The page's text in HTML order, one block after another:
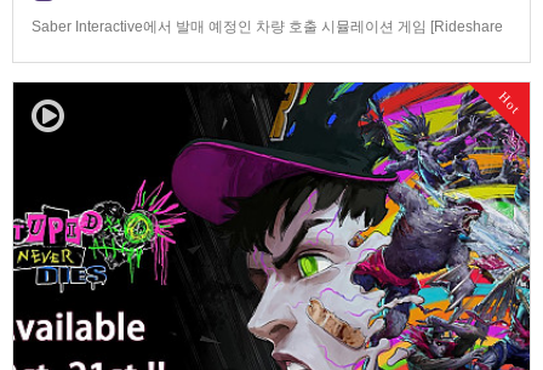
Saber Interactive에서 발매 예정인 차량 호출 시뮬레이션 게임 [Rideshare
을 운영하는 드라이버가 되어라'Rideshare "Stimulat…
Hot